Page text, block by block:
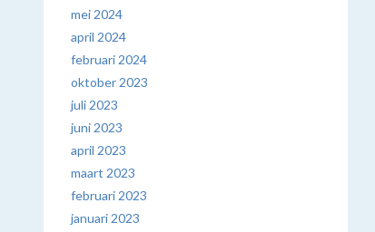
mei 2024
april 2024
februari 2024
oktober 2023
juli 2023
juni 2023
april 2023
maart 2023
februari 2023
januari 2023